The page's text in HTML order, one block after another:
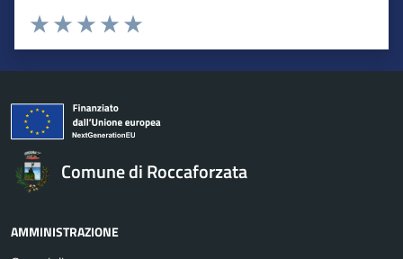
Valuta da 1 a 5 stelle la pagina
Valuta 5 stelle su 5
Valuta 4 stelle su 5
Valuta 3 stelle su 5
Valuta 2 stelle su 5
Valuta 1 stelle su 5
Comune di Roccaforzata
AMMINISTRAZIONE